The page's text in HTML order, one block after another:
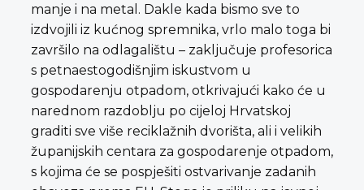
manje i na metal. Dakle kada bismo sve to
izdvojili iz kućnog spremnika, vrlo malo toga bi
završilo na odlagalištu – zaključuje profesorica
s petnaestogodišnjim iskustvom u
gospodarenju otpadom, otkrivajući kako će u
narednom razdoblju po cijeloj Hrvatskoj
graditi sve više reciklažnih dvorišta, ali i velikih
županijskih centara za gospodarenje otpadom,
s kojima će se pospješiti ostvarivanje zadanih